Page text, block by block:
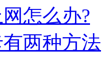
怎么办?
两种方法